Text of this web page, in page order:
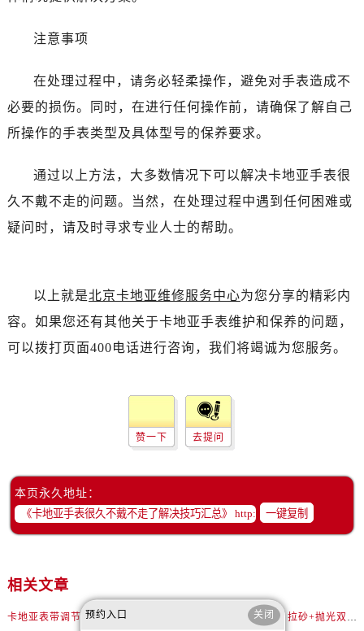
注意事项
在处理过程中，请务必轻柔操作，避免对手表造成不
必要的损伤。同时，在进行任何操作前，请确保了解自己
所操作的手表类型及具体型号的保养要求。
通过以上方法，大多数情况下可以解决卡地亚手表很
久不戴不走的问题。当然，在处理过程中遇到任何困难或
疑问时，请及时寻求专业人士的帮助。
以上就是北京卡地亚维修服务中心为您分享的精彩内
容。如果您还有其他关于卡地亚手表维护和保养的问题，
可以拨打页面400电话进行咨询，我们将竭诚为您服务。
赞一下 去提问
本页永久地址：
一键复制
相关文章
卡地亚划痕修复秘籍：拉砂+抛光双工艺还原如新
预约入口 关闭